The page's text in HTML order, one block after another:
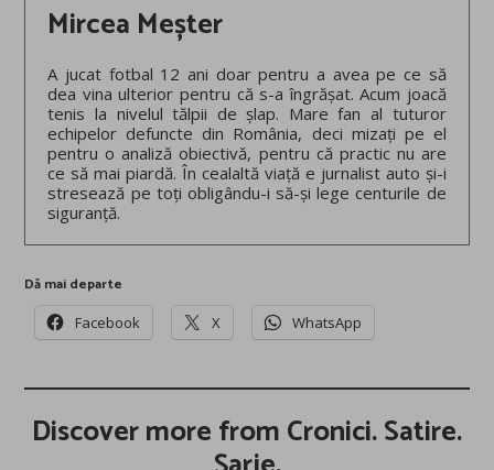
Mircea Meșter
A jucat fotbal 12 ani doar pentru a avea pe ce să
dea vina ulterior pentru că s-a îngrășat. Acum joacă
tenis la nivelul tălpii de șlap. Mare fan al tuturor
echipelor defuncte din România, deci mizați pe el
pentru o analiză obiectivă, pentru că practic nu are
ce să mai piardă. În cealaltă viață e jurnalist auto și-i
stresează pe toți obligându-i să-și lege centurile de
siguranță.
Dă mai departe
Facebook X WhatsApp
Discover more from Cronici. Satire.